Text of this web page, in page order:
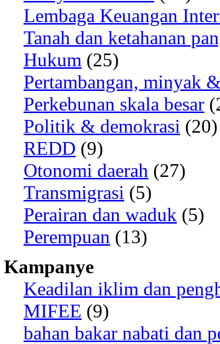
Lembaga Keuangan
Tanah dan ketahanan
Hukum (25)
Pertambangan, minyak
Perkebunan skala besar
Politik & demokrasi (20)
REDD (9)
Otonomi daerah (27)
Transmigrasi (5)
Perairan dan waduk (5)
Perempuan (13)
Kampanye
Keadilan iklim dan
MIFEE (9)
bahan bakar nabati dan